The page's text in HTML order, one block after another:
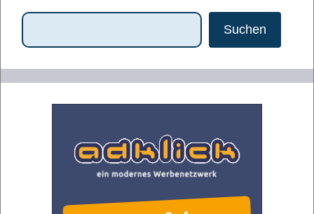
Suchen
Suchen